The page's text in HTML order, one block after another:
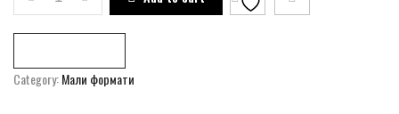
Category:Мали формати